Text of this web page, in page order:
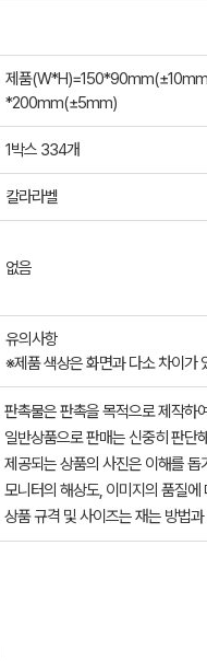
제품
*200mm(±5mm)
1박스 334개
칼라라벨
없음
유의사항
※제품 색상은 화면과 다소 차이가
판촉물은 판촉을 목적으로 제작하
일반상품으로 판매는 신중히 판단
제공되는 상품의 사진은 이해를
모니터의 해상도, 이미지의 품질
상품 규격 및 사이즈는 재는 방법